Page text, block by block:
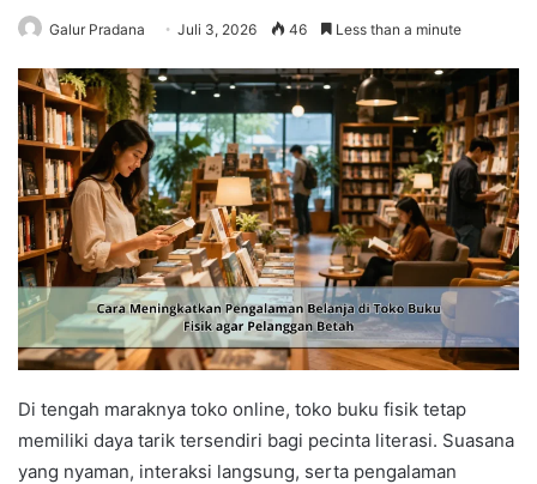
Galur Pradana Juli 3, 2026 46 Less than a minute
Di tengah maraknya toko online, toko buku fisik tetap
memiliki daya tarik tersendiri bagi pecinta literasi. Suasana
yang nyaman, interaksi langsung, serta pengalaman